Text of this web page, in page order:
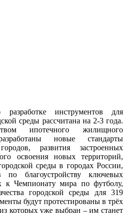
инструментов для
среды рассчитана на 2-3 года.
ипотечного жилищного
новые стандарты
развития застроенных
освоения новых территорий,
среды в городах России,
благоустройству ключевых
к Чемпионату мира по футболу,
городской среды для 319
будут протестированы в трёх
которых уже выбран – им станет